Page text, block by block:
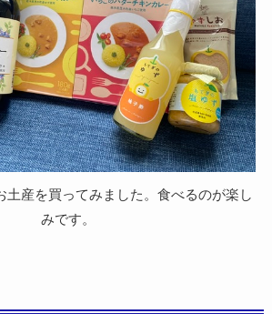
土産を買ってみました。食べるのが楽し
みです。